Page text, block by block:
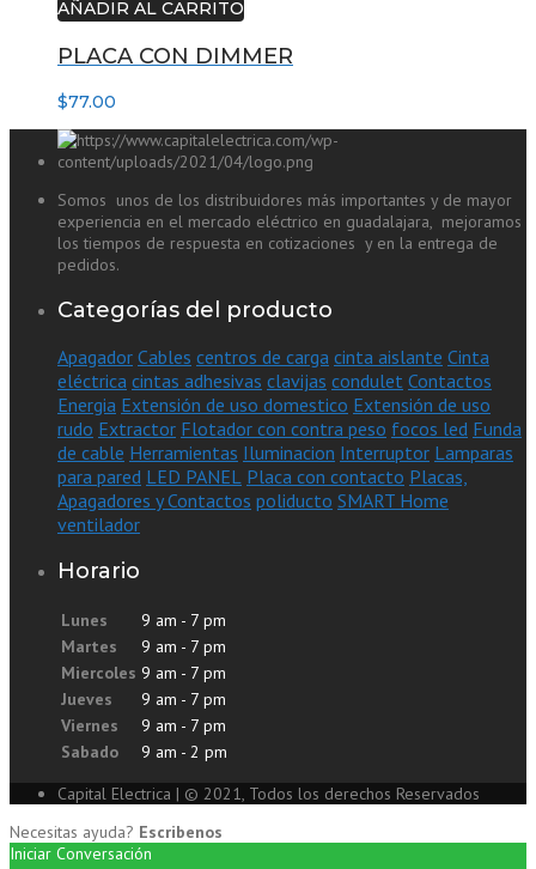
AÑADIR AL CARRITO
PLACA CON DIMMER
$77.00
Somos unos de los distribuidores más importantes y de mayor
experiencia en el mercado eléctrico en guadalajara, mejoramos
los tiempos de respuesta en cotizaciones y en la entrega de
pedidos.
Categorías del producto
Apagador Cables centros de carga cinta aislante Cinta
eléctrica cintas adhesivas clavijas condulet Contactos
Energia Extensión de uso domestico Extensión de uso
rudo Extractor Flotador con contra peso focos led Funda
de cable Herramientas Iluminacion Interruptor Lamparas
para pared LED PANEL Placa con contacto Placas,
Apagadores y Contactos poliducto SMART Home
ventilador
Horario
Lunes
9 am - 7 pm
Martes
9 am - 7 pm
Miercoles 9 am - 7 pm
Jueves
9 am - 7 pm
Viernes
9 am - 7 pm
Sabado
9 am - 2 pm
Capital Electrica | © 2021, Todos los derechos Reservados
Necesitas ayuda? Escribenos
Iniciar Conversación